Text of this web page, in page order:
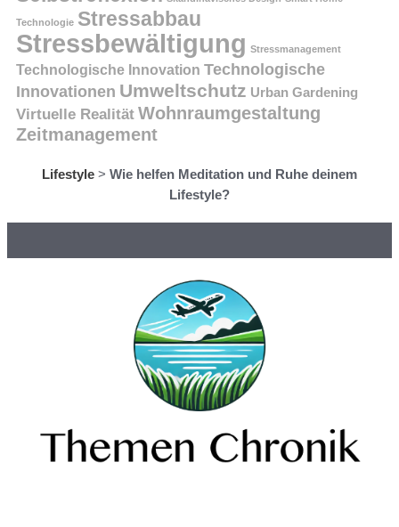
Technologie Stressabbau
Stressbewältigung Stressmanagement
Technologische Innovation Technologische
Innovationen Umweltschutz Urban Gardening
Virtuelle Realität Wohnraumgestaltung
Zeitmanagement
Lifestyle > Wie helfen Meditation und Ruhe deinem
Lifestyle?